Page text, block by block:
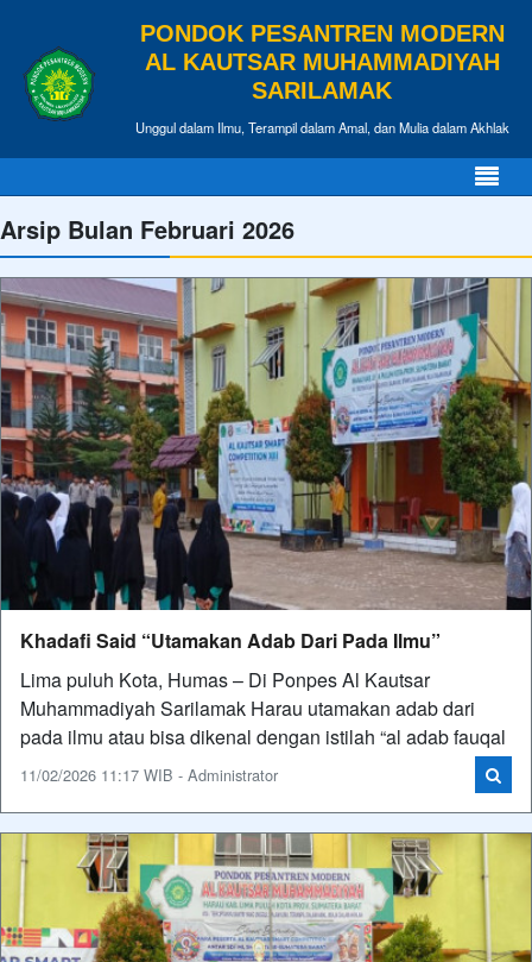
PONDOK PESANTREN MODERN
AL KAUTSAR MUHAMMADIYAH
SARILAMAK
Unggul dalam Ilmu, Terampil dalam Amal, dan Mulia dalam Akhlak
Arsip Bulan Februari 2026
Khadafi Said “Utamakan Adab Dari Pada Ilmu”
Lima puluh Kota, Humas – Di Ponpes Al Kautsar
Muhammadiyah Sarilamak Harau utamakan adab dari
pada ilmu atau bisa dikenal dengan istilah “al adab fauqal
11/02/2026 11:17 WIB - Administrator